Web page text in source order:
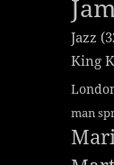
Jazz
King
man